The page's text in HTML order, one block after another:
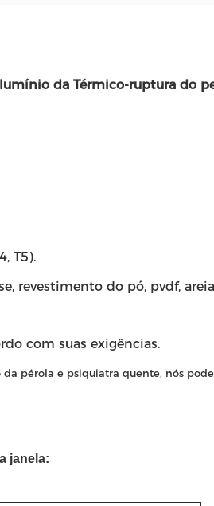
da Térmico-ruptura do
T5).
revestimento do pó, pvdf,
com suas exigências.
pérola e psiquiatra quente, nós
janela: